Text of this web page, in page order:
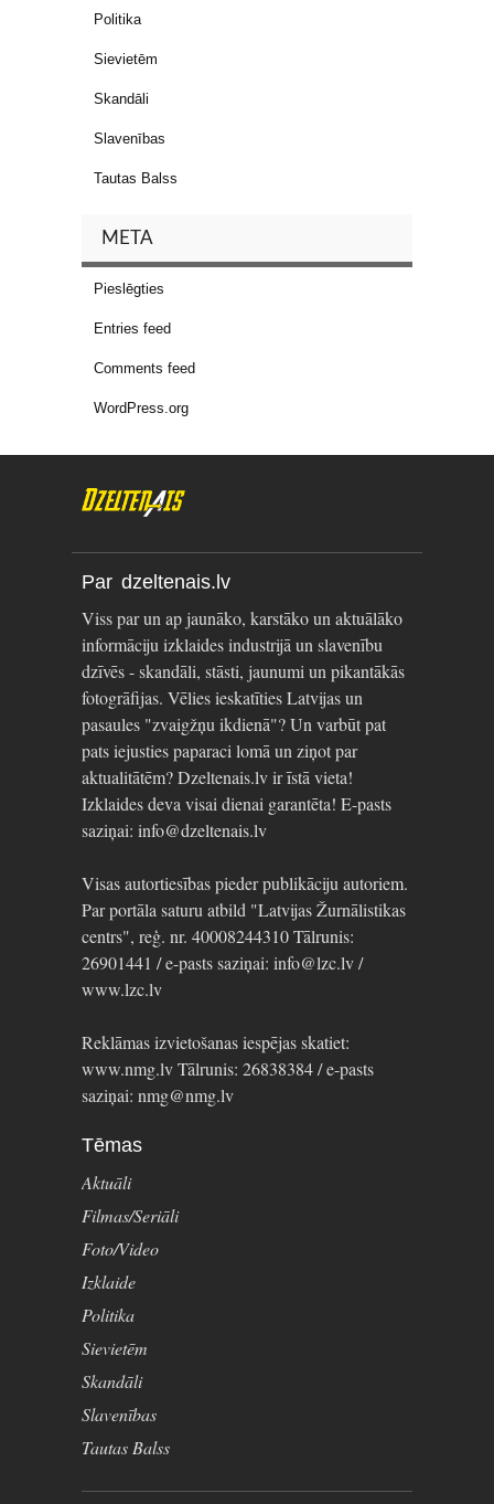
Politika
Sievietēm
Skandāli
Slavenības
Tautas Balss
META
Pieslēgties
Entries feed
Comments feed
WordPress.org
Par dzeltenais.lv
Viss par un ap jaunāko, karstāko un aktuālāko
informāciju izklaides industrijā un slavenību
dzīvēs - skandāli, stāsti, jaunumi un pikantākās
fotogrāfijas. Vēlies ieskatīties Latvijas un
pasaules "zvaigžņu ikdienā"? Un varbūt pat
pats iejusties paparaci lomā un ziņot par
aktualitātēm? Dzeltenais.lv ir īstā vieta!
Izklaides deva visai dienai garantēta! E-pasts
saziņai: info@dzeltenais.lv
Visas autortiesības pieder publikāciju autoriem.
Par portāla saturu atbild "Latvijas Žurnālistikas
centrs", reģ. nr. 40008244310 Tālrunis:
26901441 / e-pasts saziņai: info@lzc.lv /
www.lzc.lv
Reklāmas izvietošanas iespējas skatiet:
www.nmg.lv Tālrunis: 26838384 / e-pasts
saziņai: nmg@nmg.lv
Tēmas
Aktuāli
Filmas/Seriāli
Foto/Video
Izklaide
Politika
Sievietēm
Skandāli
Slavenības
Tautas Balss